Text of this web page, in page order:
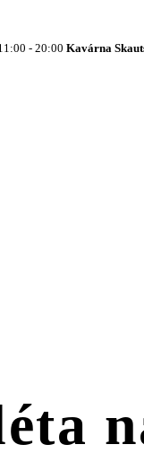
- 20:00 Kavárna